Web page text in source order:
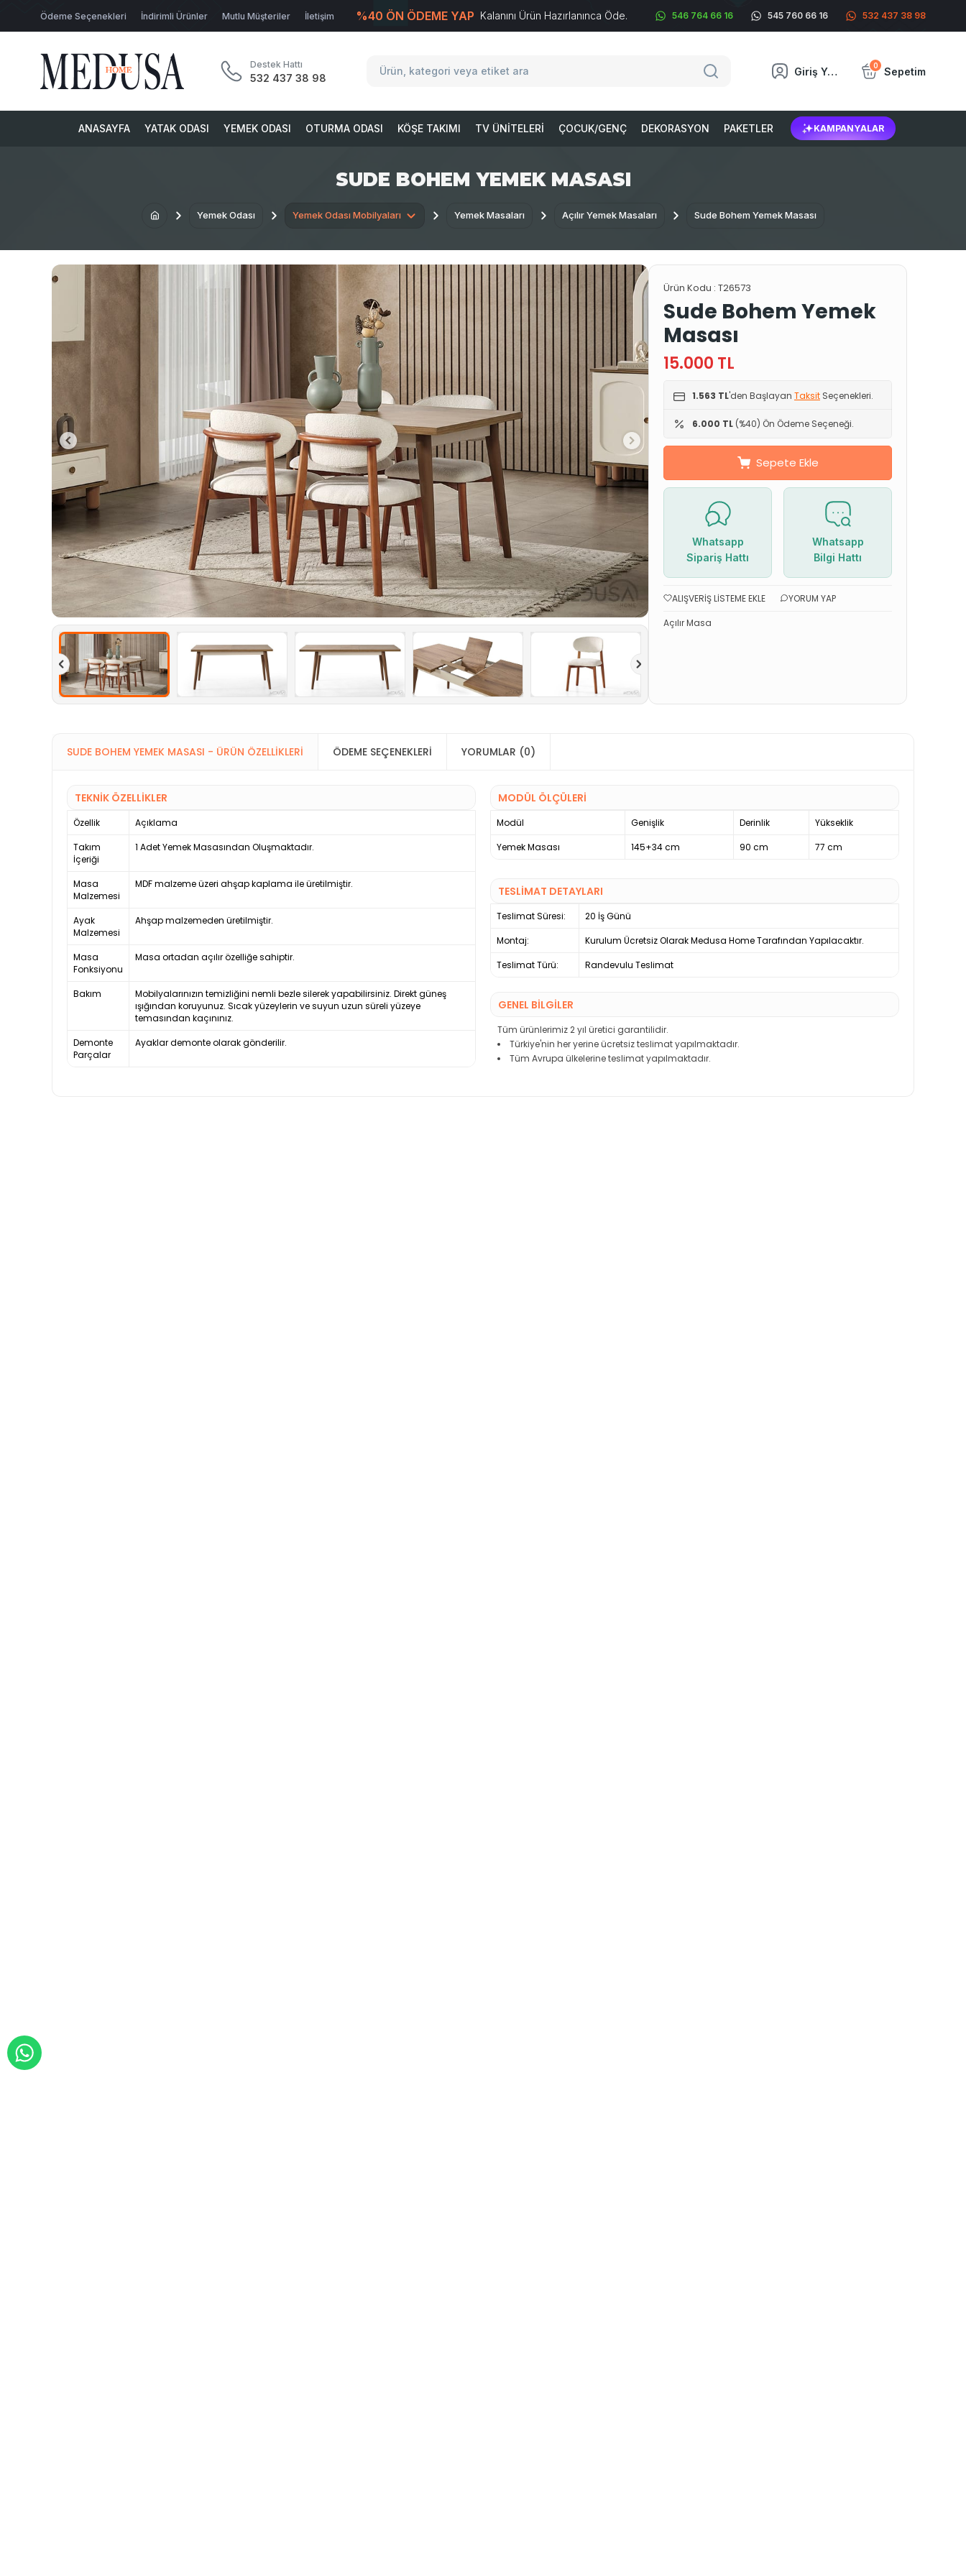
Ödeme Seçenekleri İndirimli Ürünler Mutlu Müşteriler İletişim %40 ÖN ÖDEME YAP Kalanını Ürün Hazırlanınca Öde. 546 764 66 16 545 760 66 16 532 437 38 98
Destek Hattı
532 437 38 98
Giriş Yap 0 Sepetim
ANASAYFA YATAK ODASI YEMEK ODASI OTURMA ODASI KÖŞE TAKIMI TV ÜNITELERI ÇOCUK/GENÇ DEKORASYON PAKETLER KAMPANYALAR
SUDE BOHEM YEMEK MASASI
Yemek Odası Yemek Odası Mobilyaları Yemek Masaları Açılır Yemek Masaları Sude Bohem Yemek Masası
Ürün Kodu : T26573
Sude Bohem Yemek
Masası
15.000 TL
1.563 TL'den Başlayan Taksit Seçenekleri.
6.000 TL (%40) Ön Ödeme Seçeneği.
Sepete Ekle
Whatsapp
Sipariş Hattı
Whatsapp
Bilgi Hattı
ALIŞVERIŞ LISTEME EKLE
YORUM YAP
Açılır Masa
SUDE BOHEM YEMEK MASASI - ÜRÜN ÖZELLIKLERI ÖDEME SEÇENEKLERI YORUMLAR (0)
TEKNİK ÖZELLİKLER
Özellik
Açıklama
Takım
İçeriği
1 Adet Yemek Masasından Oluşmaktadır.
Masa
Malzemesi
MDF malzeme üzeri ahşap kaplama ile üretilmiştir.
Ayak
Malzemesi
Ahşap malzemeden üretilmiştir.
Masa
Fonksiyonu
Masa ortadan açılır özelliğe sahiptir.
Bakım
Mobilyalarınızın temizliğini nemli bezle silerek yapabilirsiniz. Direkt güneş
ışığından koruyunuz. Sıcak yüzeylerin ve suyun uzun süreli yüzeye
temasından kaçınınız.
Demonte
Parçalar
Ayaklar demonte olarak gönderilir.
MODÜL ÖLÇÜLERİ
Modül Genişlik Derinlik
Yükseklik
Yemek Masası
145+34 cm 90 cm 77 cm
TESLİMAT DETAYLARI
Teslimat Süresi:
20 İş Günü
Montaj:
Kurulum Ücretsiz Olarak Medusa Home Tarafından Yapılacaktır.
Teslimat Türü:
Randevulu Teslimat
GENEL BİLGİLER
Tüm ürünlerimiz 2 yıl üretici garantilidir.
Türkiye'nin her yerine ücretsiz teslimat yapılmaktadır.
Tüm Avrupa ülkelerine teslimat yapılmaktadır.
T-Soft E-TicaretSistemleriyle Hazırlanmıştır.